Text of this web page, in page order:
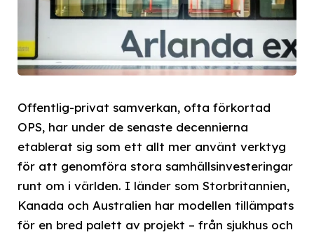
Offentlig-privat samverkan, ofta förkortad
OPS, har under de senaste decennierna
etablerat sig som ett allt mer använt verktyg
för att genomföra stora samhällsinvesteringar
runt om i världen. I länder som Storbritannien,
Kanada och Australien har modellen tillämpats
för en bred palett av projekt – från sjukhus och